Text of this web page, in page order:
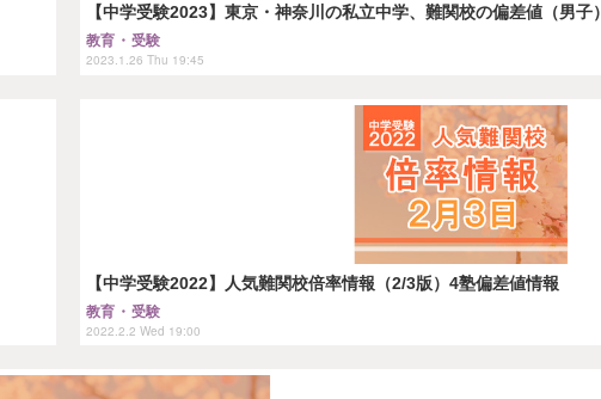
【中学受験2023】東京・神奈川の私立中学、難関校の偏差値（男子）
教育・受験
2023.1.26 Thu 19:45
【中学受験2022】人気難関校倍率情報（2/3版）4塾偏差値情報
教育・受験
2022.2.2 Wed 19:00